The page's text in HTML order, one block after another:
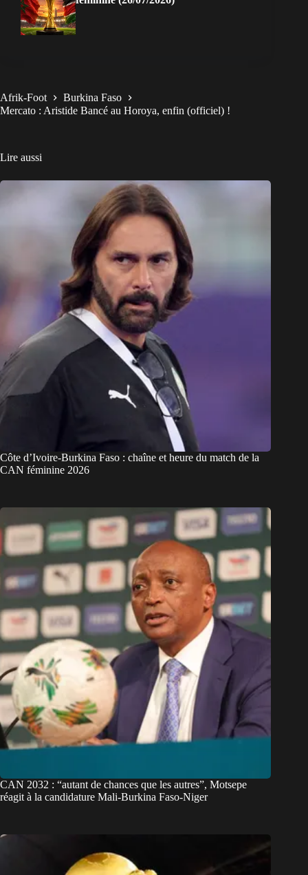
Afrik-Foot
Burkina Faso
Mercato : Aristide Bancé au Horoya, enfin (officiel) !
Lire aussi
Côte d’Ivoire-Burkina Faso : chaîne et heure du match de la
CAN féminine 2026
CAN 2032 : “autant de chances que les autres”, Motsepe
réagit à la candidature Mali-Burkina Faso-Niger